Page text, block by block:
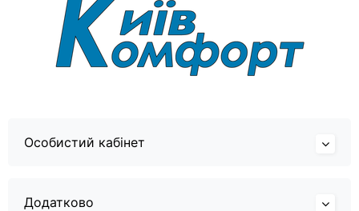
Особистий кабінет
Додатково